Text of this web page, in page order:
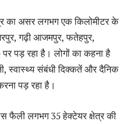
का असर लगभग एक किलोमीटर के
गढ़ी आजमपुर, फतेहपुर,
पड़ रहा है। लोगों का कहना है
स्वास्थ्य संबंधी दिक्कतें और दैनिक
पड़ रहा है।
फैली लगभग 35 हेक्टेयर क्षेत्र की